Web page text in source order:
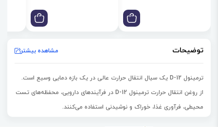
توضیحات مشاهده بیشتر
ترمینول D-12 یک سیال انتقال حرارت عالی در یک بازه دمایی وسیع است.
از روغن انتقال حرارت ترمینول D-12 در فرآیند‌های دارویی، محفظه‌های تست
محیطی، فرآوری غذا، خوراک و نوشیدنی استفاده می‌کنند.